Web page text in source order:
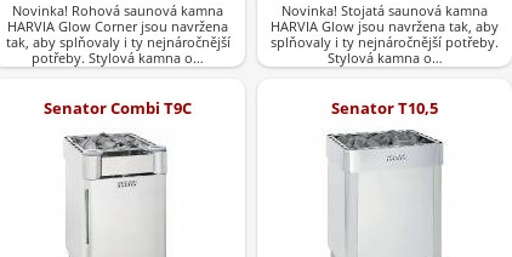
Novinka! Rohová saunová kamna
HARVIA Glow Corner jsou navržena
tak, aby splňovaly i ty nejnáročnější
potřeby. Stylová kamna o…
Novinka! Stojatá saunová kamna
HARVIA Glow jsou navržena tak, aby
splňovaly i ty nejnáročnější potřeby.
Stylová kamna o…
Senator Combi T9C Senator T10,5